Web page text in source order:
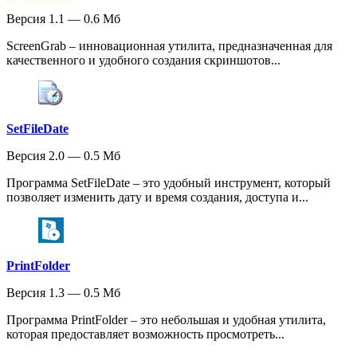
Версия 1.1 — 0.6 Мб
ScreenGrab – инновационная утилита, предназначенная для
качественного и удобного создания скриншотов...
SetFileDate
Версия 2.0 — 0.5 Мб
Программа SetFileDate – это удобный инструмент, который
позволяет изменить дату и время создания, доступа и...
PrintFolder
Версия 1.3 — 0.5 Мб
Программа PrintFolder – это небольшая и удобная утилита,
которая предоставляет возможность просмотреть...